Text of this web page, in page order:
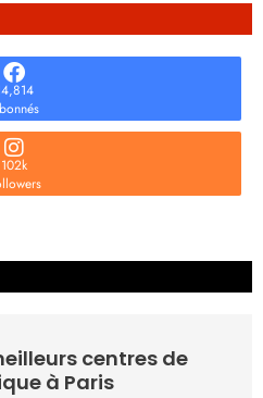
102k
centres de
à Paris